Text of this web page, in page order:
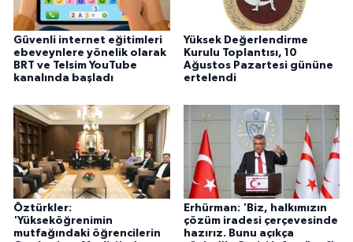
Güvenli internet eğitimleri
ebeveynlere yönelik olarak
BRT ve Telsim YouTube
kanalında başladı
Yüksek Değerlendirme
Kurulu Toplantısı, 10
Ağustos Pazartesi gününe
ertelendi
Öztürkler:
'Yükseköğrenimin
mutfağındaki öğrencilerin
Erhürman: 'Biz, halkımızın
çözüm iradesi çerçevesinde
hazırız. Bunu açıkça